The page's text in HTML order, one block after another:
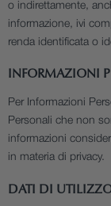
o indirettamente,
informazione, ivi
renda identificata o
INFORMAZIONI
Per Informazioni
Personali che non
informazioni
in materia di privacy.
DATI DI